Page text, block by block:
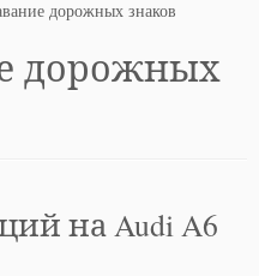
дорожных знаков
дорожных
на Audi A6